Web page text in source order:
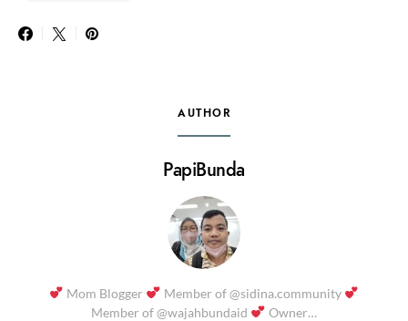
AUTHOR
PapiBunda
Mom Blogger
Member of @sidina.community
Member of @wajahbundaid
Owner…